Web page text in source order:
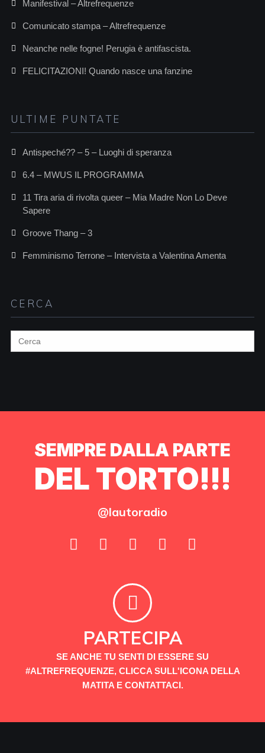
Manifestival – Altrefrequenze
Comunicato stampa – Altrefrequenze
Neanche nelle fogne! Perugia è antifascista.
FELICITAZIONI! Quando nasce una fanzine
ULTIME PUNTATE
Antispeché?? – 5 – Luoghi di speranza
6.4 – MWUS IL PROGRAMMA
11 Tira aria di rivolta queer – Mia Madre Non Lo Deve
Sapere
Groove Thang – 3
Femminismo Terrone – Intervista a Valentina Amenta
CERCA
Search
for:
SEMPRE DALLA PARTE
DEL TORTO!!!
@lautoradio
PARTECIPA
SE ANCHE TU SENTI DI ESSERE SU
#ALTREFREQUENZE, CLICCA SULL'ICONA DELLA
MATITA E CONTATTACI.